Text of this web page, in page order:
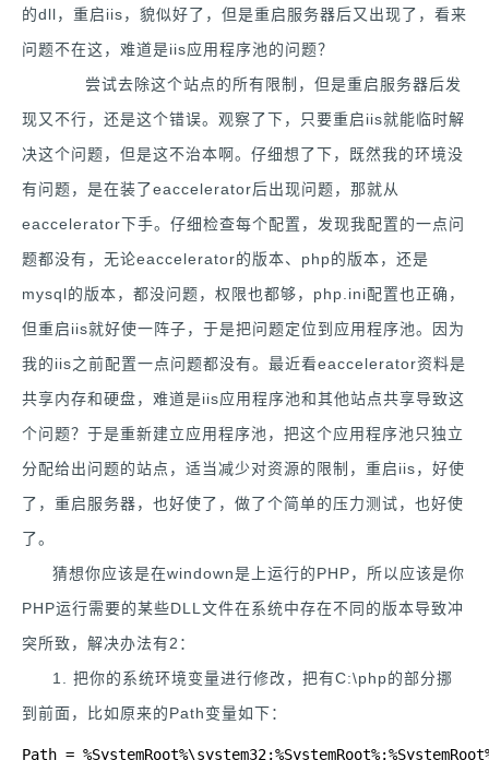
的dll，重启iis，貌似好了，但是重启服务器后又出现了，看来
问题不在这，难道是iis应用程序池的问题？
尝试去除这个站点的所有限制，但是重启服务器后发
现又不行，还是这个错误。观察了下，只要重启iis就能临时解
决这个问题，但是这不治本啊。仔细想了下，既然我的环境没
有问题，是在装了eaccelerator后出现问题，那就从
eaccelerator下手。仔细检查每个配置，发现我配置的一点问
题都没有，无论eaccelerator的版本、php的版本，还是
mysql的版本，都没问题，权限也都够，php.ini配置也正确，
但重启iis就好使一阵子，于是把问题定位到应用程序池。因为
我的iis之前配置一点问题都没有。最近看eaccelerator资料是
共享内存和硬盘，难道是iis应用程序池和其他站点共享导致这
个问题？于是重新建立应用程序池，把这个应用程序池只独立
分配给出问题的站点，适当减少对资源的限制，重启iis，好使
了，重启服务器，也好使了，做了个简单的压力测试，也好使
了。
猜想你应该是在windown是上运行的PHP，所以应该是你
PHP运行需要的某些DLL文件在系统中存在不同的版本导致冲
突所致，解决办法有2：
1. 把你的系统环境变量进行修改，把有C:\php的部分挪
到前面，比如原来的Path变量如下：
Path =